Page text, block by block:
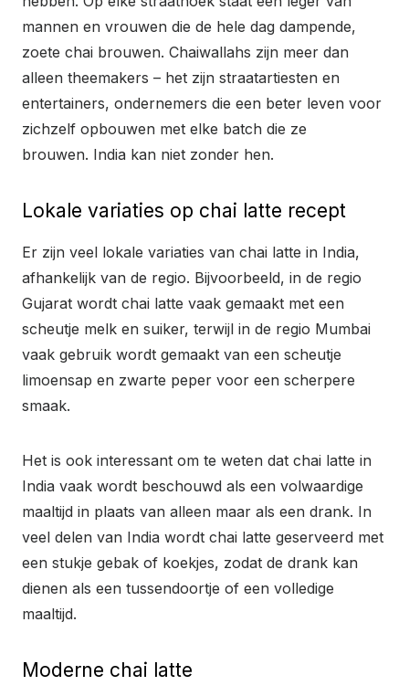
mannen en vrouwen die de hele dag dampende,
zoete chai brouwen. Chaiwallahs zijn meer dan
alleen theemakers – het zijn straatartiesten en
entertainers, ondernemers die een beter leven voor
zichzelf opbouwen met elke batch die ze
brouwen. India kan niet zonder hen.
Lokale variaties op chai latte recept
Er zijn veel lokale variaties van chai latte in India,
afhankelijk van de regio. Bijvoorbeeld, in de regio
Gujarat wordt chai latte vaak gemaakt met een
scheutje melk en suiker, terwijl in de regio Mumbai
vaak gebruik wordt gemaakt van een scheutje
limoensap en zwarte peper voor een scherpere
smaak.
Het is ook interessant om te weten dat chai latte in
India vaak wordt beschouwd als een volwaardige
maaltijd in plaats van alleen maar als een drank. In
veel delen van India wordt chai latte geserveerd met
een stukje gebak of koekjes, zodat de drank kan
dienen als een tussendoortje of een volledige
maaltijd.
Moderne chai latte